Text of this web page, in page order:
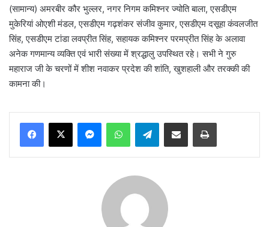
(सामान्य) अमरबीर कौर भुल्लर, नगर निगम कमिश्नर ज्योति बाला, एसडीएम
मुकेरियां ओएशी मंडल, एसडीएम गढ़शंकर संजीव कुमार, एसडीएम दसूहा कंवलजीत
सिंह, एसडीएम टांडा लवप्रीत सिंह, सहायक कमिश्नर परमप्रीत सिंह के अलावा
अनेक गणमान्य व्यक्ति एवं भारी संख्या में श्रद्धालु उपस्थित रहे। सभी ने गुरु
महाराज जी के चरणों में शीश नवाकर प्रदेश की शांति, खुशहाली और तरक्की की
कामना की।
MessengerWhatsAppTelegramShare via Email Print